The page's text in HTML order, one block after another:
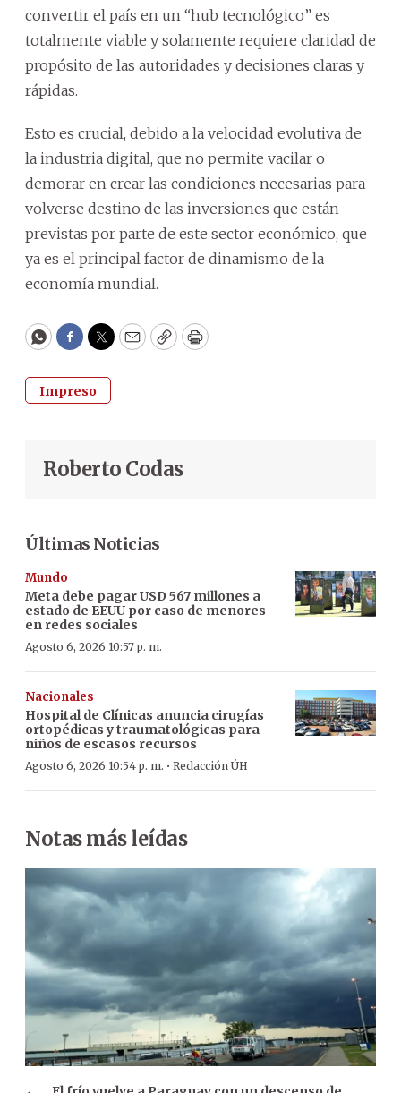
convertir el país en un “hub tecnológico” es
totalmente viable y solamente requiere claridad de
propósito de las autoridades y decisiones claras y
rápidas.
Esto es crucial, debido a la velocidad evolutiva de
la industria digital, que no permite vacilar o
demorar en crear las condiciones necesarias para
volverse destino de las inversiones que están
previstas por parte de este sector económico, que
ya es el principal factor de dinamismo de la
economía mundial.
WhatsApp
Facebook
Twitter
EmailCopyPrint
Impreso
Roberto Codas
Últimas Noticias
Mundo
Meta debe pagar USD 567 millones a
estado de EEUU por caso de menores
en redes sociales
Agosto 6, 2026 10:57 p. m.
Nacionales
Hospital de Clínicas anuncia cirugías
ortopédicas y traumatológicas para
niños de escasos recursos
Agosto 6, 2026 10:54 p. m. · Redacción ÚH
Notas más leídas